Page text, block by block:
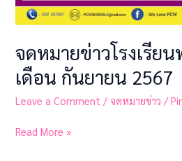
จดหมายข่าวโรงเรีย
เดือน กันยายน 2567
Leave a Comment / จดหมายข่าว /
Read More »